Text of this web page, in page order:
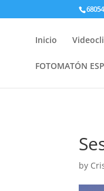
Inicio
FOTOMATÓN
by